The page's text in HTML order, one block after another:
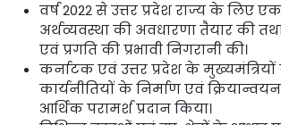
वर्ष 2022 से उत्तर प्रदेश राज्य के लिए
अर्थव्यवस्था की अवधारणा तैयार की
एवं प्रगति की प्रभावी निगरानी की।
कर्नाटक एवं उत्तर प्रदेश के
कार्यनीतियों के निर्माण एवं
आर्थिक परामर्श प्रदान किया।